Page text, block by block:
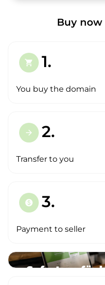
Buy now
shopping_cart 1.
You buy the domain
arrow_forward 2.
Transfer to you
paid 3.
Payment to seller